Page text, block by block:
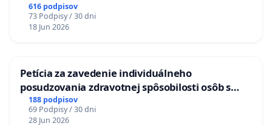
616 podpisov
73 Podpisy / 30 dni
18 Jun 2026
Petícia za zavedenie individuálneho
posudzovania zdravotnej spôsobilosti osôb s
diabetom 1. a 2. typu pri prijímaní do
Policajného zboru SR
188 podpisov
69 Podpisy / 30 dni
28 Jun 2026